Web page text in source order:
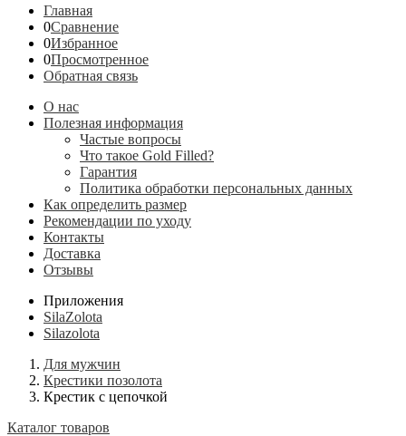
Главная
0Сравнение
0Избранное
0Просмотренное
Обратная связь
О нас
Полезная информация
Частые вопросы
Что такое Gold Filled?
Гарантия
Политика обработки персональных данных
Как определить размер
Рекомендации по уходу
Контакты
Доставка
Отзывы
Приложения
SilaZolota
Silazolota
Для мужчин
Крестики позолота
Крестик с цепочкой
Каталог товаров